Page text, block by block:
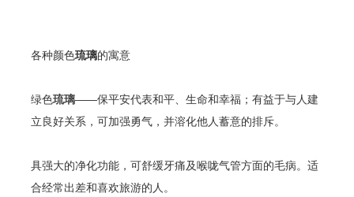
各种颜色琉璃的寓意
绿色琉璃——保平安代表和平、生命和幸福；有益于与人建
立良好关系，可加强勇气，并溶化他人蓄意的排斥。
具强大的净化功能，可舒缓牙痛及喉咙气管方面的毛病。适
合经常出差和喜欢旅游的人。